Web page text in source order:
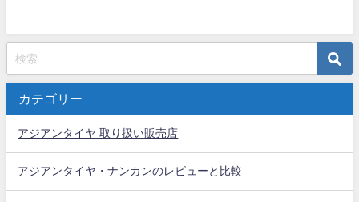
カテゴリー
アジアンタイヤ 取り扱い販売店
アジアンタイヤ・ナンカンのレビューと比較